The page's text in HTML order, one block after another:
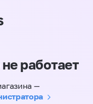
работает
—